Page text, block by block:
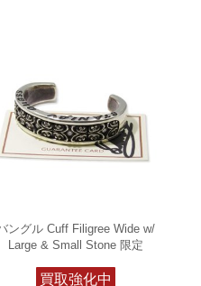
ングル Cuff Filigree Wide w/
Large & Small Stone 限定
買取強化中